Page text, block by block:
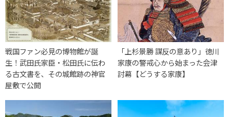
戦国ファン必見の博物館が誕
生！武田氏家臣・松田氏に伝わ
る古文書を、その城館跡の神官
屋敷で公開
「上杉景勝 謀反の意あり」徳川
家康の警戒心から始まった会津
討幕【どうする家康】